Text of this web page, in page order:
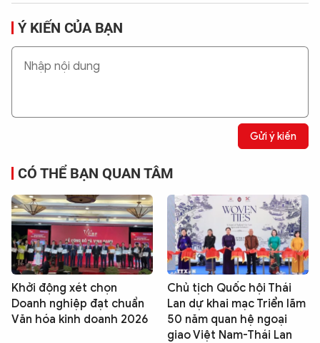
Ý KIẾN CỦA BẠN
Gửi ý kiến
CÓ THỂ BẠN QUAN TÂM
Khởi động xét chọn
Doanh nghiệp đạt chuẩn
Văn hóa kinh doanh 2026
Chủ tịch Quốc hội Thái
Lan dự khai mạc Triển lãm
50 năm quan hệ ngoại
giao Việt Nam-Thái Lan